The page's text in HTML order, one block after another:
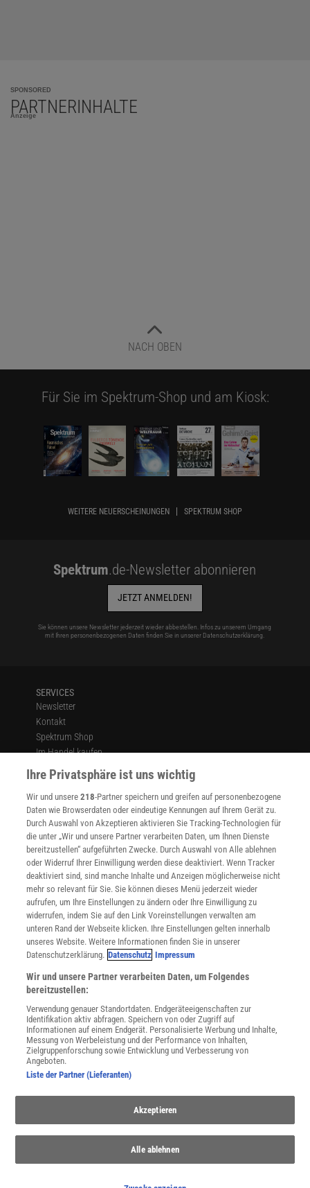
SPONSORED
PARTNERINHALTE
Anzeige
NACH OBEN
Für Sie im Spektrum-Shop und am Kiosk:
WEITERE NEUERSCHEINUNGEN SPEKTRUM SHOP
Spektrum.de-Newsletter abonnieren
JETZT ANMELDEN!
Sie können unsere Newsletter jederzeit wieder abbestellen. Infos zu unserem Umgang
mit Ihren personenbezogenen Daten finden Sie in unserer Datenschutzerklärung.
SERVICES
Newsletter
Kontakt
Spektrum Shop
Im Handel kaufen
Presse
Verträge kündigen
Widerruf
INFO
Mediadaten
Datenschutz
Nutzungsbedingungen
Cookie-Einstellungen
Utiq verwalten
Nutzungsbasierte Onlinewerbung
Alle Artikel
Impressum
Angebote für Schulen
Angebote für Institutionen
Sprachen lernen mit Gymglish
Lexika
Für Spektrum schreiben
Zugänglichkeitserklärung
WEBSEITEN
KielSCN
Wissenschaft in die Schulen
SciLogs
Ihre Privatsphäre ist uns wichtig
Wir und unsere218-Partner speichern und greifen auf personenbezogene
Daten wie Browserdaten oder eindeutige Kennungen auf Ihrem Gerät zu.
Durch Auswahl von Akzeptieren aktivieren Sie Tracking-Technologien für
die unter „Wir und unsere Partner verarbeiten Daten, um Ihnen Dienste
bereitzustellen“ aufgeführten Zwecke. Durch Auswahl von Alle ablehnen
oder Widerruf Ihrer Einwilligung werden diese deaktiviert. Wenn Tracker
deaktiviert sind, sind manche Inhalte und Anzeigen möglicherweise nicht
mehr so relevant für Sie. Sie können dieses Menü jederzeit wieder
aufrufen, um Ihre Einstellungen zu ändern oder Ihre Einwilligung zu
widerrufen, indem Sie auf den Link Voreinstellungen verwalten am
unteren Rand der Webseite klicken. Ihre Einstellungen gelten innerhalb
unseres Website. Weitere Informationen finden Sie in unserer
Datenschutzerklärung. Datenschutz Impressum
Wir und unsere Partner verarbeiten Daten, um Folgendes
bereitzustellen:
Verwendung genauer Standortdaten. Endgeräteeigenschaften zur
Identifikation aktiv abfragen. Speichern von oder Zugriff auf
Informationen auf einem Endgerät. Personalisierte Werbung und Inhalte,
Messung von Werbeleistung und der Performance von Inhalten,
Zielgruppenforschung sowie Entwicklung und Verbesserung von
Angeboten.
Liste der Partner (Lieferanten)
Akzeptieren
Alle ablehnen